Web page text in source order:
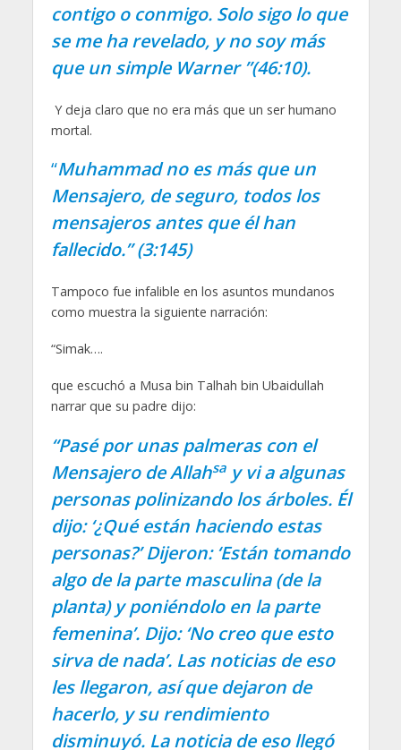
contigo o conmigo. Solo sigo lo que
se me ha revelado, y no soy más
que un simple Warner ”(46:10).
Y deja claro que no era más que un ser humano
mortal.
“Muhammad no es más que un
Mensajero, de seguro, todos los
mensajeros antes que él han
fallecido.” (3:145)
Tampoco fue infalible en los asuntos mundanos
como muestra la siguiente narración:
“Simak….
que escuchó a Musa bin Talhah bin Ubaidullah
narrar que su padre dijo:
“Pasé por unas palmeras con el
Mensajero de Allahsay vi a algunas
personas polinizando los árboles. Él
dijo: ‘¿Qué están haciendo estas
personas?’ Dijeron: ‘Están tomando
algo de la parte masculina (de la
planta) y poniéndolo en la parte
femenina’. Dijo: ‘No creo que esto
sirva de nada’. Las noticias de eso
les llegaron, así que dejaron de
hacerlo, y su rendimiento
disminuyó. La noticia de eso llegó